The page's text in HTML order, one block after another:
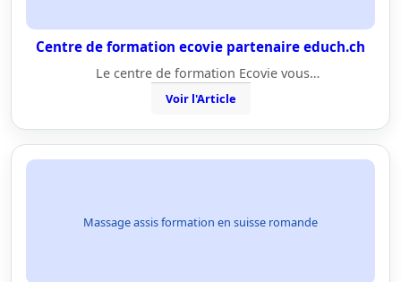
Centre de formation ecovie partenaire educh.ch
Le centre de formation Ecovie vous…
Voir l'Article
Massage assis formation en suisse romande